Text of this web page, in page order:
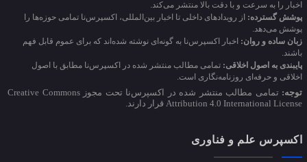
اخبار را به سرعت و با دقت بالا منتشر می‌کند.
پوشش گسترده: از رویدادهای داخلی تا اخبار بین‌المللی، اکسپرس‌نا تمامی حوزه‌ها را
پوشش می‌دهد.
زبان ساده و روان: اخبار اکسپرس‌نا به گونه‌ای نوشته شده‌اند که برای عموم قابل فهم
باشند.
پایبندی به اصول اخلاقی: تمامی مطالب منتشر شده در اکسپرس‌نا مطابق با اصول
اخلاقی و حرفه‌ای روزنامه‌نگاری است.
توجه:
تمامی مطالب منتشر شده در اکسپرس‌نا تحت مجوز Creative Commons
Attribution 4.0 International License قرار دارند.
اکسپرس علم و فناوری